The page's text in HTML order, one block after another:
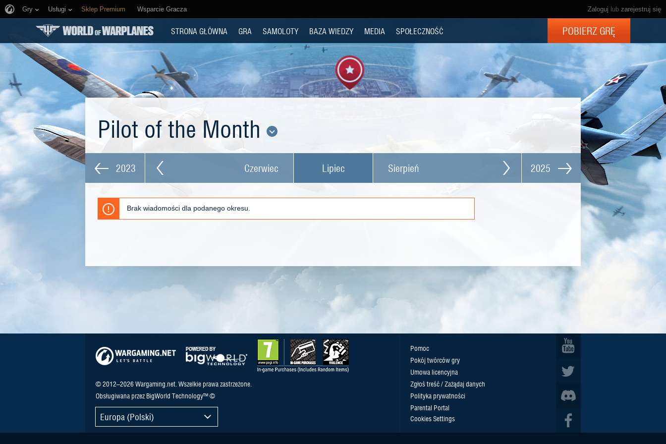
Zaloguj lub zarejestruj się
Gry Usługi Sklep Premium Wsparcie Gracza
STRONA GŁÓWNA GRA SAMOLOTY BAZA WIEDZY MEDIA SPOŁECZNOŚĆ POBIERZ GRĘ
Pilot of the Month
2023 Czerwiec Lipiec Sierpień 2025
Brak wiadomości dla podanego okresu.
© 2012–2026 Wargaming.net. Wszelkie prawa zastrzeżone.
Obsługiwana przez BigWorld Technology™ ©
Europa (Polski)
Pomoc
Pokój twórców gry
Umowa licencyjna
Zgłoś treść / Zażądaj danych
Polityka prywatności
Parental Portal
Cookies Settings